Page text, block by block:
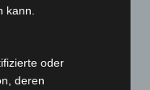
– darunter
kann.
oder
deren